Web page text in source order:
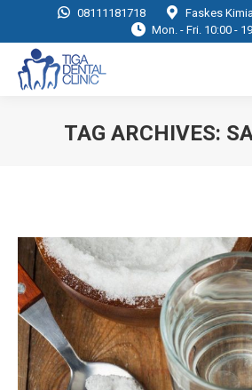
08111181718
Faskes
Mon. - Fri. 10:00 -
TAG ARCHIVES: